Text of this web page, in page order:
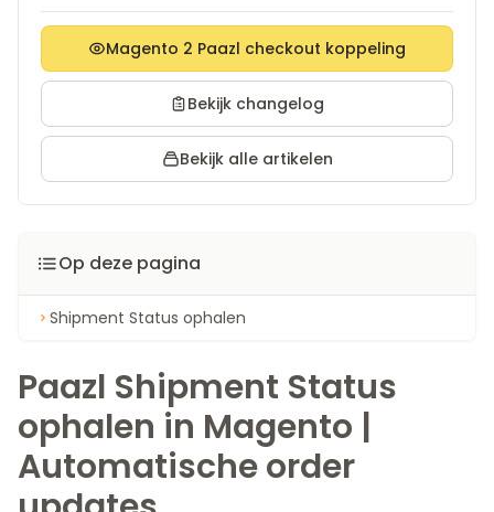
Magento 2 Paazl checkout koppeling
Bekijk changelog
Bekijk alle artikelen
Op deze pagina
Shipment Status ophalen
Paazl Shipment Status
ophalen in Magento |
Automatische order